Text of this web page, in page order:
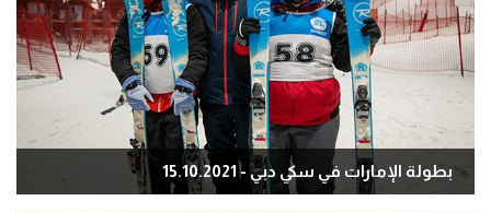
بطولة الإمارات في سكي دبي - 15.10.2021